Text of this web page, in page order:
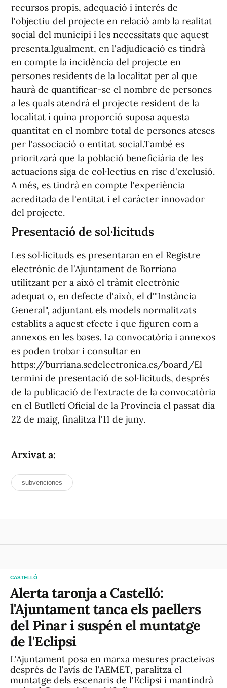
recursos propis, adequació i interés de
l'objectiu del projecte en relació amb la realitat
social del municipi i les necessitats que aquest
presenta.Igualment, en l'adjudicació es tindrà
en compte la incidència del projecte en
persones residents de la localitat per al que
haurà de quantificar-se el nombre de persones
a les quals atendrà el projecte resident de la
localitat i quina proporció suposa aquesta
quantitat en el nombre total de persones ateses
per l'associació o entitat social.També es
prioritzarà que la població beneficiària de les
actuacions siga de col·lectius en risc d'exclusió.
A més, es tindrà en compte l'experiència
acreditada de l'entitat i el caràcter innovador
del projecte.
Presentació de sol·licituds
Les sol·licituds es presentaran en el Registre
electrònic de l'Ajuntament de Borriana
utilitzant per a això el tràmit electrònic
adequat o, en defecte d'això, el d'"Instància
General", adjuntant els models normalitzats
establits a aquest efecte i que figuren com a
annexos en les bases. La convocatòria i annexos
es poden trobar i consultar en
https://burriana.sedelectronica.es/board/El
termini de presentació de sol·licituds, després
de la publicació de l'extracte de la convocatòria
en el Butlletí Oficial de la Província el passat dia
22 de maig, finalitza l'11 de juny.
Arxivat a:
subvenciones
CASTELLÓ
Alerta taronja a Castelló:
l'Ajuntament tanca els paellers
del Pinar i suspén el muntatge
de l'Eclipsi
L'Ajuntament posa en marxa mesures practeivas
després de l'avís de l'AEMET, paralitza el
muntatge dels escenaris de l'Eclipsi i mantindrà